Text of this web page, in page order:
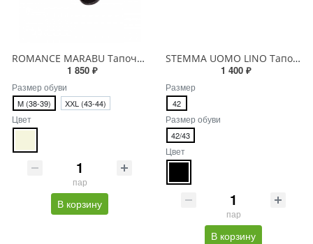
ROMANCE MARABU Тапочки женские
1 850 ₽
Размер обуви
M (38-39) XХL (43-44)
Цвет
пар
В корзину
STEMMA UOMO LINO Тапочки мужские
1 400 ₽
Размер
42
Размер обуви
42/43
Цвет
пар
В корзину